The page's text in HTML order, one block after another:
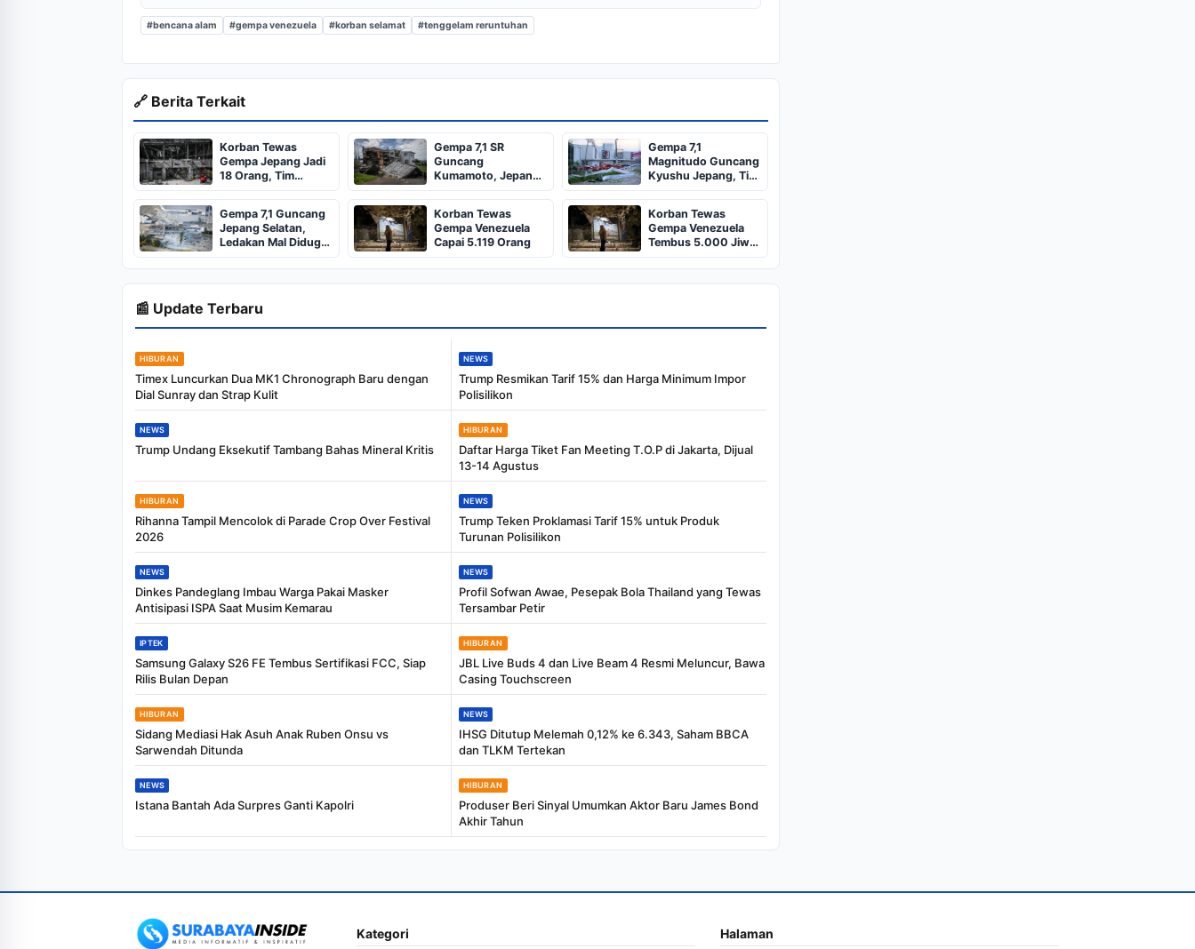
#bencana alam #gempa venezuela #korban selamat #tenggelam reruntuhan
🔗 Berita Terkait
Korban Tewas
Gempa Jepang Jadi
18 Orang, Tim
Penyelamat Terus
Cari Korban
Gempa 7,1 SR
Guncang
Kumamoto, Jepang:
13 Tewas dan
Kerusakan Parah
Gempa 7,1
Magnitudo Guncang
Kyushu Jepang, Tiga
Tewas
Gempa 7,1 Guncang
Jepang Selatan,
Ledakan Mal Diduga
Tewaskan Banyak
Orang
Korban Tewas
Gempa Venezuela
Capai 5.119 Orang
Korban Tewas
Gempa Venezuela
Tembus 5.000 Jiwa,
Ribuan Hilang
📰 Update Terbaru
HIBURAN
Timex Luncurkan Dua MK1 Chronograph Baru dengan
Dial Sunray dan Strap Kulit
NEWS
Trump Resmikan Tarif 15% dan Harga Minimum Impor
Polisilikon
NEWS
Trump Undang Eksekutif Tambang Bahas Mineral Kritis
HIBURAN
Daftar Harga Tiket Fan Meeting T.O.P di Jakarta, Dijual
13-14 Agustus
HIBURAN
Rihanna Tampil Mencolok di Parade Crop Over Festival
2026
NEWS
Trump Teken Proklamasi Tarif 15% untuk Produk
Turunan Polisilikon
NEWS
Dinkes Pandeglang Imbau Warga Pakai Masker
Antisipasi ISPA Saat Musim Kemarau
NEWS
Profil Sofwan Awae, Pesepak Bola Thailand yang Tewas
Tersambar Petir
IPTEK
Samsung Galaxy S26 FE Tembus Sertifikasi FCC, Siap
Rilis Bulan Depan
HIBURAN
JBL Live Buds 4 dan Live Beam 4 Resmi Meluncur, Bawa
Casing Touchscreen
HIBURAN
Sidang Mediasi Hak Asuh Anak Ruben Onsu vs
Sarwendah Ditunda
NEWS
IHSG Ditutup Melemah 0,12% ke 6.343, Saham BBCA
dan TLKM Tertekan
NEWS
Istana Bantah Ada Surpres Ganti Kapolri
HIBURAN
Produser Beri Sinyal Umumkan Aktor Baru James Bond
Akhir Tahun
Kategori Halaman